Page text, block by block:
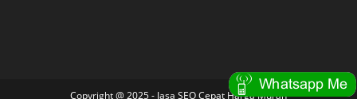
Copyright @ 2025 - Jasa SEO Cepat Harga Murah